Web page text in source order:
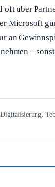
oft über
Microsoft
an
–
Digitalisierung